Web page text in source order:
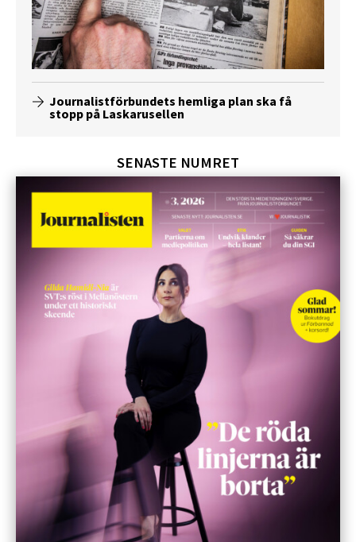
Journalistförbundets hemliga plan ska få
stopp på Laskarusellen
SENASTE NUMRET